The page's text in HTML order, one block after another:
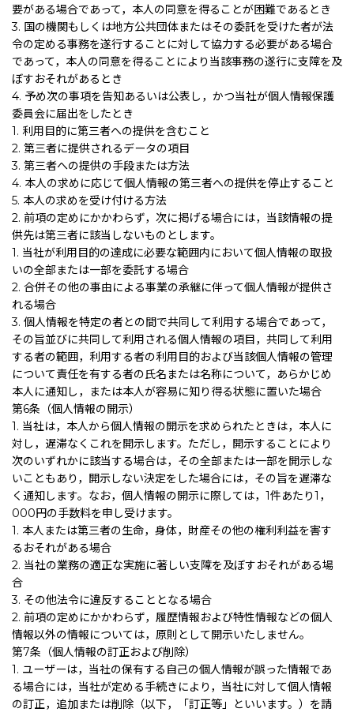
要がある場合であって，本人の同意を得ることが困難であるとき
3. 国の機関もしくは地方公共団体またはその委託を受けた者が法
令の定める事務を遂行することに対して協力する必要がある場合
であって，本人の同意を得ることにより当該事務の遂行に支障を及
ぼすおそれがあるとき
4. 予め次の事項を告知あるいは公表し，かつ当社が個人情報保護
委員会に届出をしたとき
1. 利用目的に第三者への提供を含むこと
2. 第三者に提供されるデータの項目
3. 第三者への提供の手段または方法
4. 本人の求めに応じて個人情報の第三者への提供を停止すること
5. 本人の求めを受け付ける方法
2. 前項の定めにかかわらず，次に掲げる場合には，当該情報の提
供先は第三者に該当しないものとします。
1. 当社が利用目的の達成に必要な範囲内において個人情報の取扱
いの全部または一部を委託する場合
2. 合併その他の事由による事業の承継に伴って個人情報が提供さ
れる場合
3. 個人情報を特定の者との間で共同して利用する場合であって，
その旨並びに共同して利用される個人情報の項目，共同して利用
する者の範囲，利用する者の利用目的および当該個人情報の管理
について責任を有する者の氏名または名称について，あらかじめ
本人に通知し，または本人が容易に知り得る状態に置いた場合
第6条（個人情報の開示）
1. 当社は，本人から個人情報の開示を求められたときは，本人に
対し，遅滞なくこれを開示します。ただし，開示することにより
次のいずれかに該当する場合は，その全部または一部を開示しな
いこともあり，開示しない決定をした場合には，その旨を遅滞な
く通知します。なお，個人情報の開示に際しては，1件あたり1，
000円の手数料を申し受けます。
1. 本人または第三者の生命，身体，財産その他の権利利益を害す
るおそれがある場合
2. 当社の業務の適正な実施に著しい支障を及ぼすおそれがある場
合
3. その他法令に違反することとなる場合
2. 前項の定めにかかわらず，履歴情報および特性情報などの個人
情報以外の情報については，原則として開示いたしません。
第7条（個人情報の訂正および削除）
1. ユーザーは，当社の保有する自己の個人情報が誤った情報であ
る場合には，当社が定める手続きにより，当社に対して個人情報
の訂正，追加または削除（以下，「訂正等」といいます。）を請